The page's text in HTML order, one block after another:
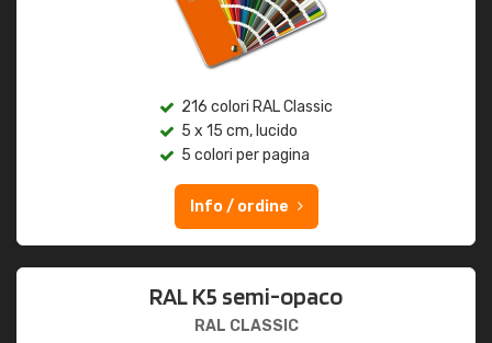
216 colori RAL Classic
5 x 15 cm, lucido
5 colori per pagina
Info / ordine
RAL K5 semi-opaco
RAL CLASSIC